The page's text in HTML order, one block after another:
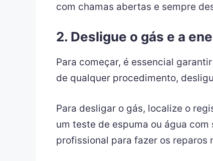
com chamas abertas e sempre
2. Desligue o gás e a
Para começar, é essencial
de qualquer procedimento,
Para desligar o gás, localize o
um teste de espuma ou água
profissional para fazer os reparos